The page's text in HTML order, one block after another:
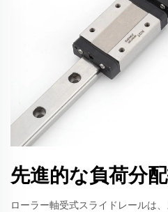
先進的な負荷分
ローラー軸受式スライドレールは